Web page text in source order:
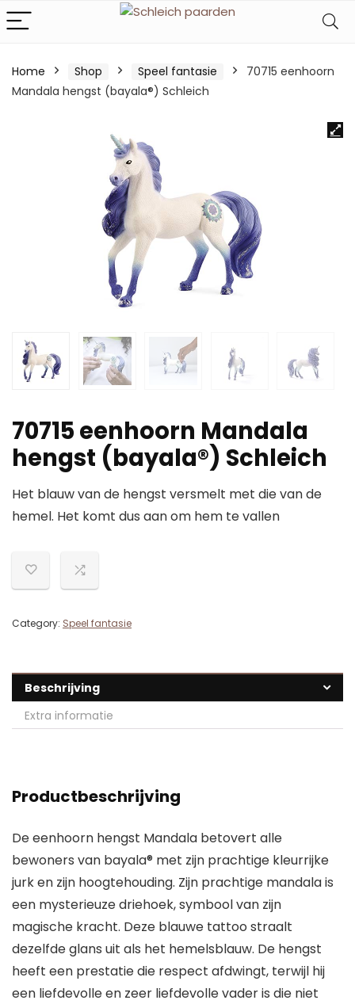
Home Shop Speel fantasie
70715 eenhoorn
Mandala hengst (bayala®) Schleich
70715 eenhoorn Mandala
hengst (bayala®) Schleich
Het blauw van de hengst versmelt met die van de
hemel. Het komt dus aan om hem te vallen
Category: Speel fantasie
Beschrijving
Extra informatie
Productbeschrijving
De eenhoorn hengst Mandala betovert alle
bewoners van bayala® met zijn prachtige kleurrijke
jurk en zijn hoogtehouding. Zijn prachtige mandala is
een mysterieuze driehoek, symbool van zijn
magische kracht. Deze blauwe tattoo straalt
dezelfde glans uit als het hemelsblauw. De hengst
heeft een prestatie die respect afdwingt, terwijl hij
een liefdevolle en zeer liefdevolle vader is die niet